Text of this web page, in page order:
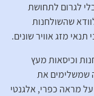
לגרום לתחושת
שהשולחנות
מזג אוויר שונים.
וכיסאות מעץ
שמשלימים את
מראה כפרי, אלגנטי